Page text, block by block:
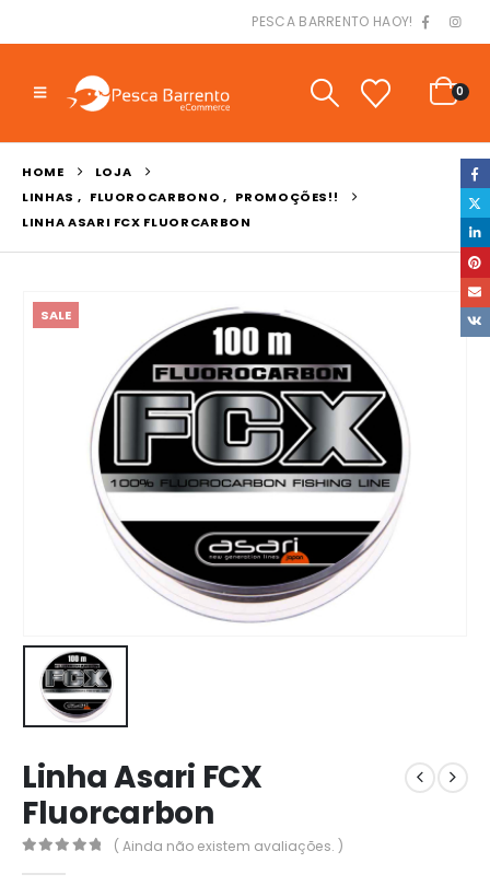
PESCA BARRENTO HAOY!
0
HOME
LOJA
LINHAS , FLUOROCARBONO , PROMOÇÕES!!
LINHA ASARI FCX FLUORCARBON
SALE
Linha Asari FCX
Fluorcarbon
( Ainda não existem avaliações. )